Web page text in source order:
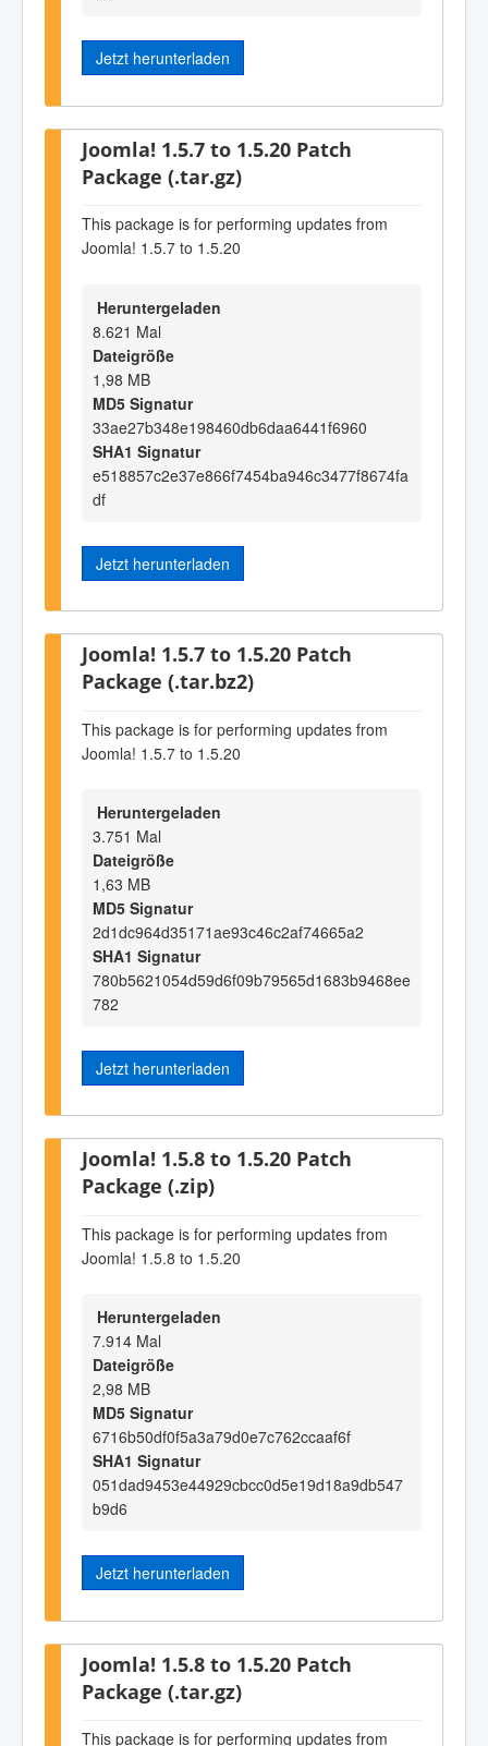
Jetzt herunterladen
Joomla! 1.5.7 to 1.5.20 Patch
Package (.tar.gz)
This package is for performing updates from
Joomla! 1.5.7 to 1.5.20
Heruntergeladen
8.621 Mal
Dateigröße
1,98 MB
MD5 Signatur
33ae27b348e198460db6daa6441f6960
SHA1 Signatur
e518857c2e37e866f7454ba946c3477f8674fa
df
Jetzt herunterladen
Joomla! 1.5.7 to 1.5.20 Patch
Package (.tar.bz2)
This package is for performing updates from
Joomla! 1.5.7 to 1.5.20
Heruntergeladen
3.751 Mal
Dateigröße
1,63 MB
MD5 Signatur
2d1dc964d35171ae93c46c2af74665a2
SHA1 Signatur
780b5621054d59d6f09b79565d1683b9468ee
782
Jetzt herunterladen
Joomla! 1.5.8 to 1.5.20 Patch
Package (.zip)
This package is for performing updates from
Joomla! 1.5.8 to 1.5.20
Heruntergeladen
7.914 Mal
Dateigröße
2,98 MB
MD5 Signatur
6716b50df0f5a3a79d0e7c762ccaaf6f
SHA1 Signatur
051dad9453e44929cbcc0d5e19d18a9db547
b9d6
Jetzt herunterladen
Joomla! 1.5.8 to 1.5.20 Patch
Package (.tar.gz)
This package is for performing updates from